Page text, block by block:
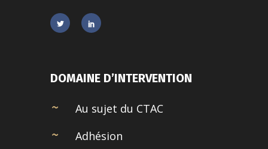
DOMAINE D’INTERVENTION
Au sujet du CTAC
Adhésion